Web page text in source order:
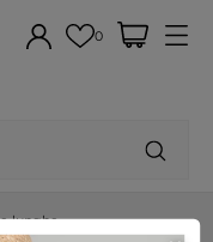
0
lunghe